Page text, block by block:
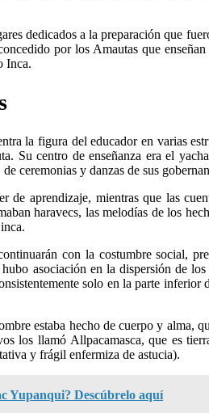
dedicados a la preparación que
por los Amautas que
Inca.
la figura del educador en varias
Su centro de enseñanza era el
ceremonias y danzas de sus
de aprendizaje, mientras que las
haravecs, las melodías de los
con la costumbre social,
asociación en la dispersión de
solo en la parte inferior
estaba hecho de cuerpo y alma,
los llamó Allpacamasca, que es
y frágil enfermiza de astucia).
Yupanqui? Descúbrelo aquí